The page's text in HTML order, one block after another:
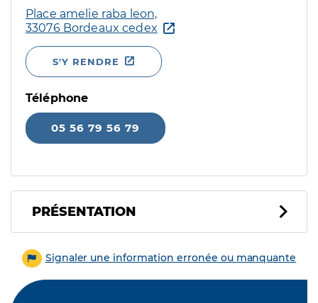
Place amelie raba leon,
33076 Bordeaux cedex
S'Y RENDRE
Téléphone
05 56 79 56 79
PRÉSENTATION
Signaler une information erronée ou manquante